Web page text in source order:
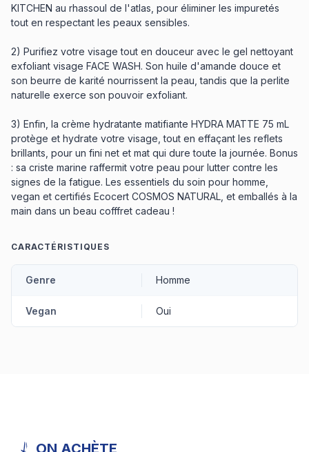
KITCHEN au rhassoul de l'atlas, pour éliminer les impuretés
tout en respectant les peaux sensibles.
2) Purifiez votre visage tout en douceur avec le gel nettoyant
exfoliant visage FACE WASH. Son huile d'amande douce et
son beurre de karité nourrissent la peau, tandis que la perlite
naturelle exerce son pouvoir exfoliant.
3) Enfin, la crème hydratante matifiante HYDRA MATTE 75 mL
protège et hydrate votre visage, tout en effaçant les reflets
brillants, pour un fini net et mat qui dure toute la journée. Bonus
: sa criste marine raffermit votre peau pour lutter contre les
signes de la fatigue. Les essentiels du soin pour homme,
vegan et certifiés Ecocert COSMOS NATURAL, et emballés à la
main dans un beau cofffret cadeau !
CARACTÉRISTIQUES
Genre Homme
Vegan Oui
ON ACHÈTE